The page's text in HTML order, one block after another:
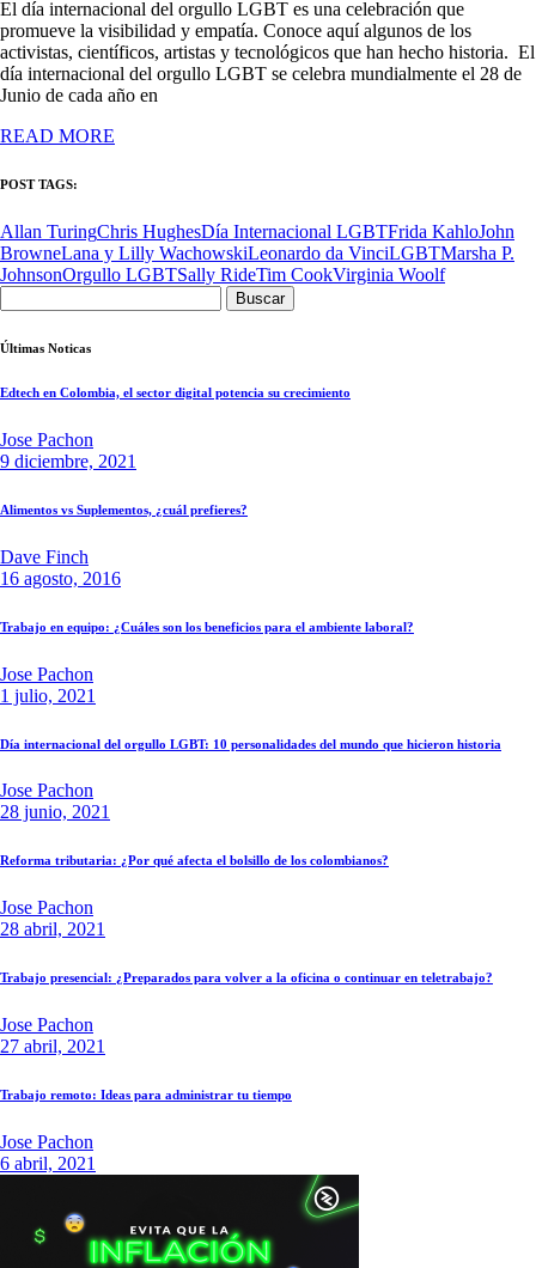
El día internacional del orgullo LGBT es una celebración que
promueve la visibilidad y empatía. Conoce aquí algunos de los
activistas, científicos, artistas y tecnológicos que han hecho historia. El
día internacional del orgullo LGBT se celebra mundialmente el 28 de
Junio de cada año en
READ MORE
POST TAGS:
Allan TuringChris HughesDía Internacional LGBTFrida KahloJohn
BrowneLana y Lilly WachowskiLeonardo da VinciLGBTMarsha P.
JohnsonOrgullo LGBTSally RideTim CookVirginia Woolf
Últimas Noticas
Edtech en Colombia, el sector digital potencia su crecimiento
Jose Pachon
9 diciembre, 2021
Alimentos vs Suplementos, ¿cuál prefieres?
Dave Finch
16 agosto, 2016
Trabajo en equipo: ¿Cuáles son los beneficios para el ambiente laboral?
Jose Pachon
1 julio, 2021
Día internacional del orgullo LGBT: 10 personalidades del mundo que hicieron historia
Jose Pachon
28 junio, 2021
Reforma tributaria: ¿Por qué afecta el bolsillo de los colombianos?
Jose Pachon
28 abril, 2021
Trabajo presencial: ¿Preparados para volver a la oficina o continuar en teletrabajo?
Jose Pachon
27 abril, 2021
Trabajo remoto: Ideas para administrar tu tiempo
Jose Pachon
6 abril, 2021